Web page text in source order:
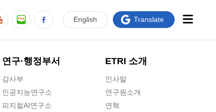
연구·행정부서
감사부
인공지능연구소
피지컬AI연구소
ETRI 소개
인사말
연구원소개
연혁
English Translate